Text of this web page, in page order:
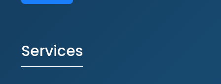
Services